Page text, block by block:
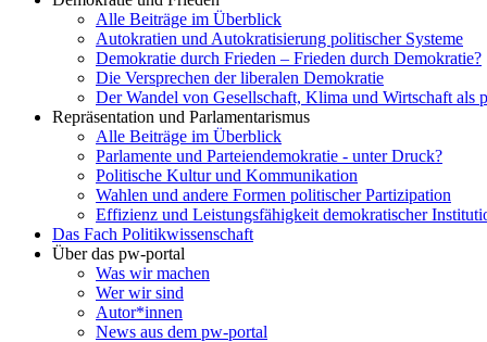
Alle Beiträge im Überblick
Autokratien und Autokratisierung politischer Systeme
Demokratie durch Frieden – Frieden durch Demokratie?
Die Versprechen der liberalen Demokratie
Der Wandel von Gesellschaft, Klima und Wirtschaft als
Repräsentation und Parlamentarismus
Alle Beiträge im Überblick
Parlamente und Parteiendemokratie - unter Druck?
Politische Kultur und Kommunikation
Wahlen und andere Formen politischer Partizipation
Effizienz und Leistungsfähigkeit demokratischer
Das Fach Politikwissenschaft
Über das pw-portal
Was wir machen
Wer wir sind
Autor*innen
News aus dem pw-portal